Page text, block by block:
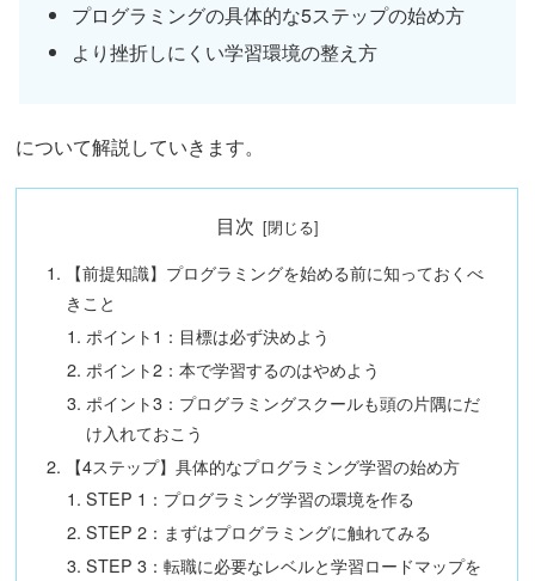
プログラミングの具体的な5ステップの始め方
より挫折しにくい学習環境の整え方
について解説していきます。
目次
【前提知識】プログラミングを始める前に知っておくべ
きこと
ポイント1：目標は必ず決めよう
ポイント2：本で学習するのはやめよう
ポイント3：プログラミングスクールも頭の片隅にだ
け入れておこう
【4ステップ】具体的なプログラミング学習の始め方
STEP 1：プログラミング学習の環境を作る
STEP 2：まずはプログラミングに触れてみる
STEP 3：転職に必要なレベルと学習ロードマップを